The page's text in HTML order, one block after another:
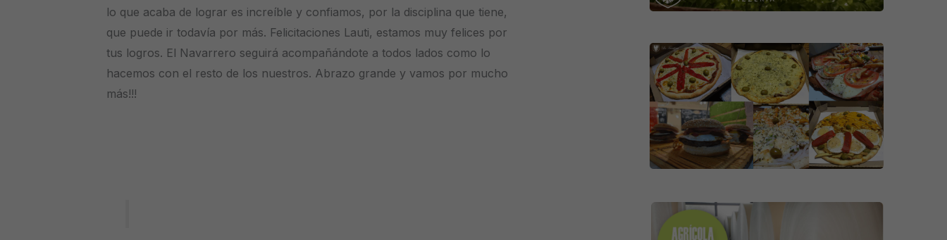
lo que acaba de lograr es increíble y confiamos, por la disciplina que tiene,
que puede ir todavía por más. Felicitaciones Lauti, estamos muy felices por
tus logros. El Navarrero seguirá acompañándote a todos lados como lo
hacemos con el resto de los nuestros. Abrazo grande y vamos por mucho
más!!!